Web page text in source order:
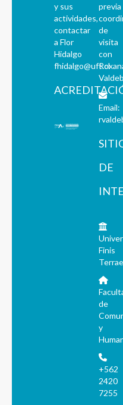
y sus
actividades,
contactar
a Flor
Hidalgo
fhidalgo@uft.cl
previa
de
visita
con
Email:
DE
Finis
Terrae
de
y
+562
2420
7255